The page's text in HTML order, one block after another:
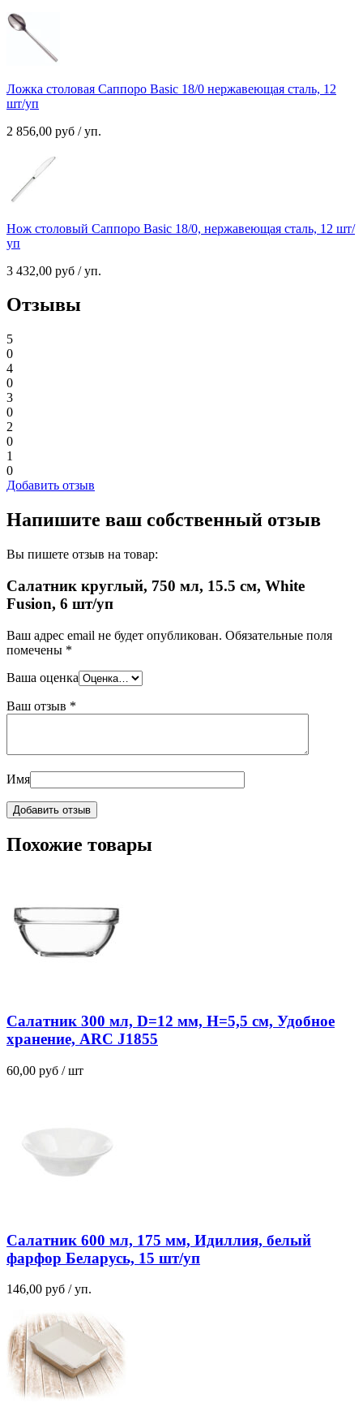
Ложка столовая Саппоро Basic 18/0 нержавеющая сталь, 12
шт/уп
2 856,00 руб / уп.
Нож столовый Саппоро Basic 18/0, нержавеющая сталь, 12 шт/
уп
3 432,00 руб / уп.
Отзывы
5
0
4
0
3
0
2
0
1
0
Добавить отзыв
Напишите ваш собственный отзыв
Вы пишете отзыв на товар:
Салатник круглый, 750 мл, 15.5 см, White
Fusion, 6 шт/уп
Ваш адрес email не будет опубликован. Обязательные поля
помечены *
Ваша оценка
Ваш отзыв *
Имя
Похожие товары
Салатник 300 мл, D=12 мм, H=5,5 см, Удобное
хранение, ARC J1855
60,00 руб / шт
Салатник 600 мл, 175 мм, Идиллия, белый
фарфор Беларусь, 15 шт/уп
146,00 руб / уп.